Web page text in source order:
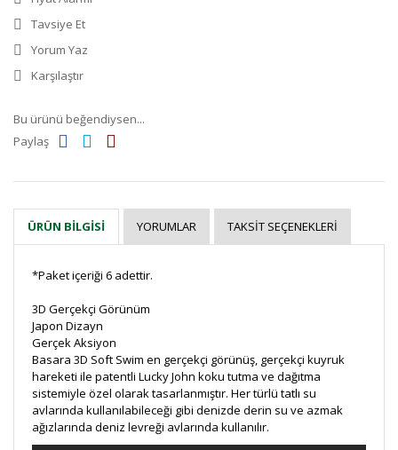
Tavsiye Et
Yorum Yaz
Karşılaştır
Bu ürünü beğendiysen...
Paylaş
ÜRÜN BILGISI YORUMLAR TAKSIT SEÇENEKLERI
*Paket içeriği 6 adettir.
3D Gerçekçi Görünüm
Japon Dizayn
Gerçek Aksiyon
Basara 3D Soft Swim en gerçekçi görünüş, gerçekçi kuyruk
hareketi ile patentli Lucky John koku tutma ve dağıtma
sistemiyle özel olarak tasarlanmıştır. Her türlü tatlı su
avlarında kullanılabileceği gibi denizde derin su ve azmak
ağızlarında deniz levreği avlarında kullanılır.